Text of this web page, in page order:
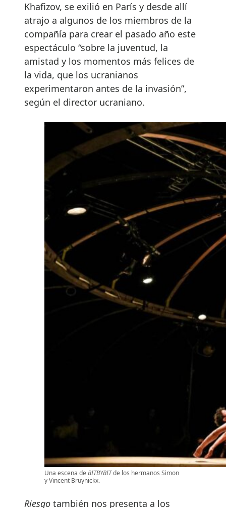
Khafizov, se exilió en París y desde allí
atrajo a algunos de los miembros de la
compañía para crear el pasado año este
espectáculo “sobre la juventud, la
amistad y los momentos más felices de
la vida, que los ucranianos
experimentaron antes de la invasión”,
según el director ucraniano.
Una escena deBITBYBITde los hermanos Simon
y Vincent Bruynickx.
Riesgo también nos presenta a los